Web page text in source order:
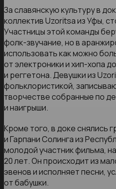
За славянскую культуру в
коллектив Uzoritsa из Уфы,
Участницы этой команды
фолк-звучание, но в
использовать как можно
от электроники и хип-хопа
и реггетона. Девушки из
фольклористикой,
творчестве собранные по
и наигрыши.
Кроме того, в доке снялись
и Гарпани Солинга из
молодой участник фильма,
20 лет. Он происходит из
эвенов и исполняет песни,
от бабушки.